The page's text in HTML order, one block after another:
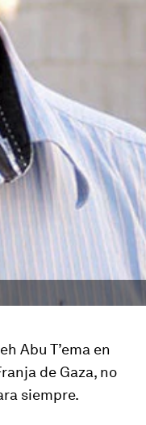
Abu T’ema en
de Gaza, no
siempre.